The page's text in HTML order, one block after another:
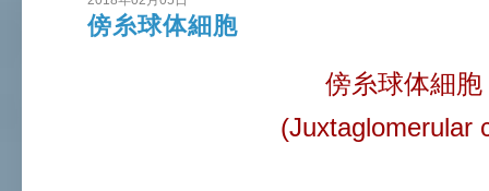
傍糸球体細胞
傍糸球体細胞
(Juxtaglomerular